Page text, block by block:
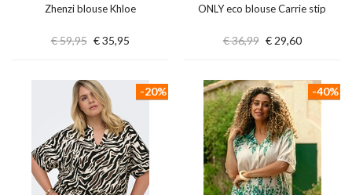
Zhenzi blouse Khloe
€ 59,95 € 35,95
ONLY eco blouse Carrie stip
€ 36,99 € 29,60
-20% -40%